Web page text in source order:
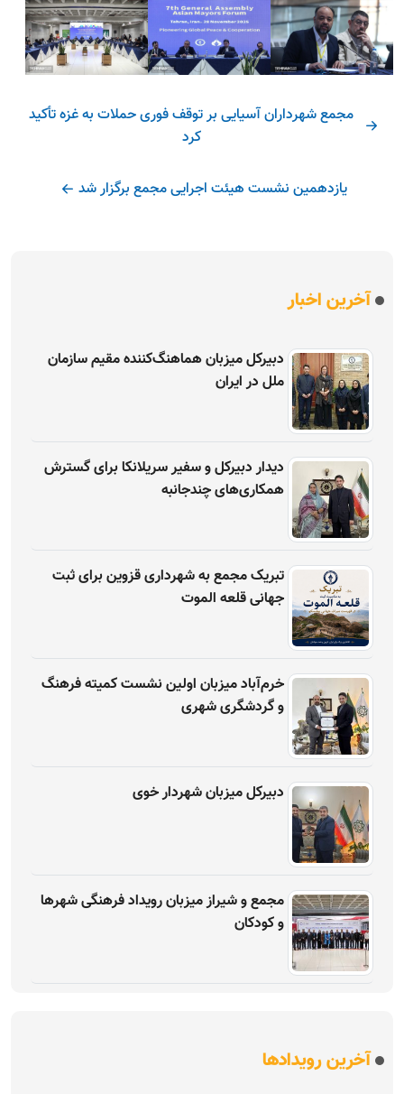
مجمع شهرداران آسیایی بر توقف فوری حملات به غزه تأکید
کرد
یازدهمین نشست هیئت اجرایی مجمع برگزار شد
آخرین اخبار
دبیرکل میزبان هماهنگ‌کننده مقیم سازمان
ملل در ایران
دیدار دبیرکل و سفیر سریلانکا برای گسترش
همکاری‌های چندجانبه
تبریک مجمع به شهرداری قزوین برای ثبت
جهانی قلعه الموت
خرم‌آباد میزبان اولین نشست کمیته فرهنگ
و گردشگری شهری
دبیرکل میزبان شهردار خوی
مجمع و شیراز میزبان رویداد فرهنگی شهرها
و کودکان
آخرین رویدادها